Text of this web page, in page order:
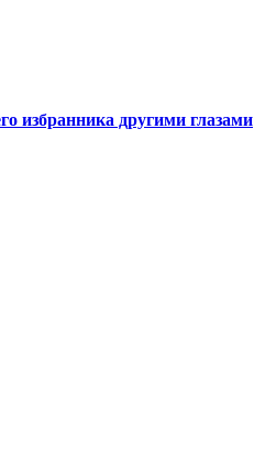
избранника другими глазами